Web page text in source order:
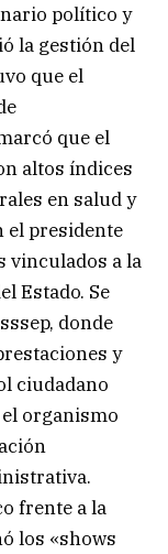
político y
la gestión del
que el
que el
altos índices
en salud y
el presidente
vinculados a la
Estado. Se
donde
y
ciudadano
organismo
frente a la
los «shows